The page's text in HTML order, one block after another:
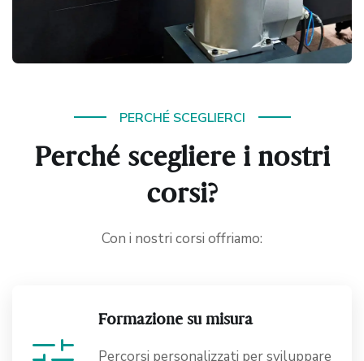
PERCHÉ SCEGLIERCI
Perché scegliere i nostri
corsi?
Con i nostri corsi offriamo:
Formazione su misura
Percorsi personalizzati per sviluppare